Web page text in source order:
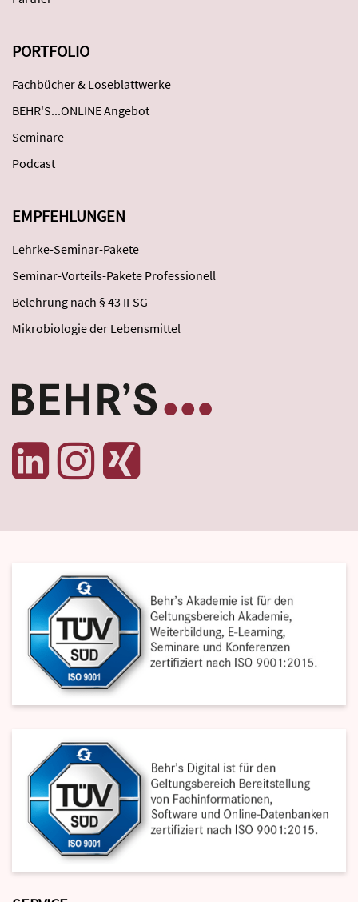
PORTFOLIO
Fachbücher & Loseblattwerke
BEHR'S...ONLINE Angebot
Seminare
Podcast
EMPFEHLUNGEN
Lehrke-Seminar-Pakete
Seminar-Vorteils-Pakete Professionell
Belehrung nach § 43 IFSG
Mikrobiologie der Lebensmittel